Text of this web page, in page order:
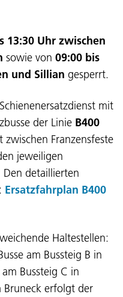
13:30 Uhr zwischen
sowie von 09:00 bis
und Sillian gesperrt.
mit
der Linie B400
Franzensfeste
jeweiligen
Den detaillierten
Ersatzfahrplan B400
Haltestellen:
am Bussteig B in
Bussteig C in
Bruneck erfolgt der